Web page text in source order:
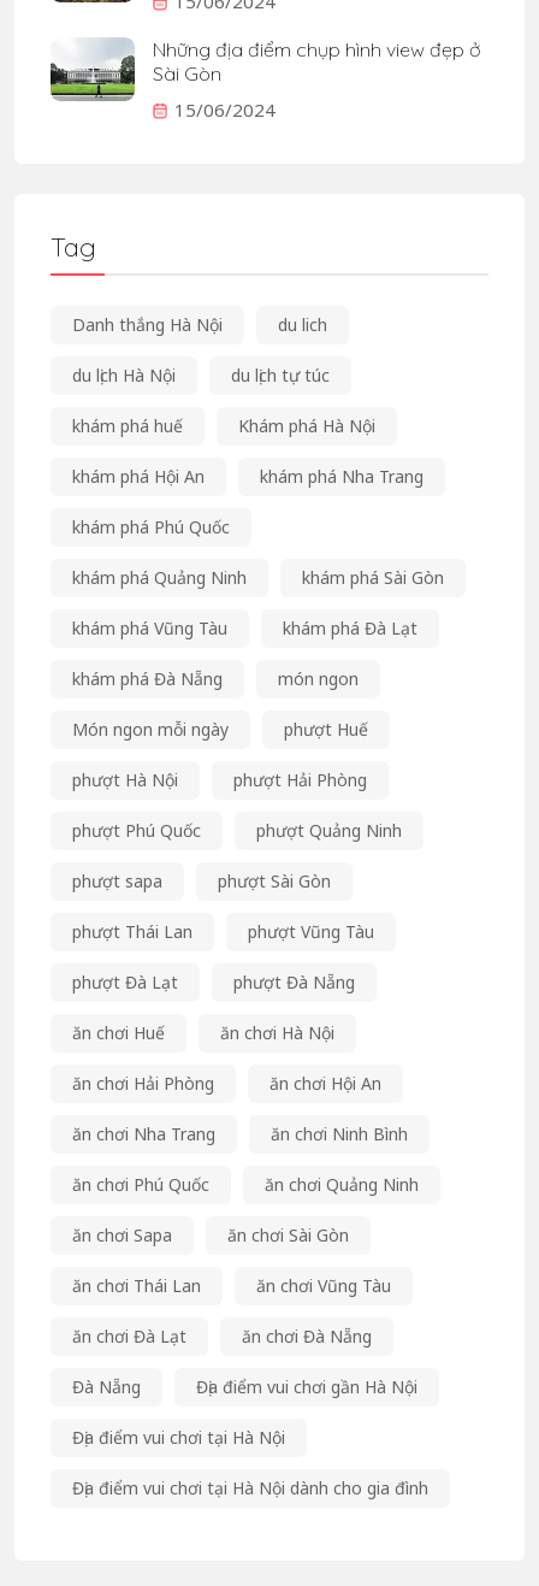
Những địa điểm chụp hình view đẹp ở
Sài Gòn
15/06/2024
Tag
Danh thắng Hà Nội du lich
du lịch Hà Nội du lịch tự túc
khám phá huế Khám phá Hà Nội
khám phá Hội An khám phá Nha Trang
khám phá Phú Quốc
khám phá Quảng Ninh khám phá Sài Gòn
khám phá Vũng Tàu khám phá Đà Lạt
khám phá Đà Nẵng món ngon
Món ngon mỗi ngày phượt Huế
phượt Hà Nội phượt Hải Phòng
phượt Phú Quốc phượt Quảng Ninh
phượt sapa phượt Sài Gòn
phượt Thái Lan phượt Vũng Tàu
phượt Đà Lạt phượt Đà Nẵng
ăn chơi Huế ăn chơi Hà Nội
ăn chơi Hải Phòng ăn chơi Hội An
ăn chơi Nha Trang ăn chơi Ninh Bình
ăn chơi Phú Quốc ăn chơi Quảng Ninh
ăn chơi Sapa ăn chơi Sài Gòn
ăn chơi Thái Lan ăn chơi Vũng Tàu
ăn chơi Đà Lạt ăn chơi Đà Nẵng
Đà Nẵng Địa điểm vui chơi gần Hà Nội
Địa điểm vui chơi tại Hà Nội
Địa điểm vui chơi tại Hà Nội dành cho gia đình